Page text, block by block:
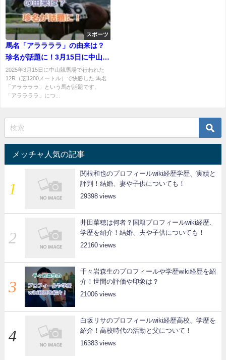
スポーツ
馬名「アララララ」の由来は？
珍名が話題に！3月15日に中山競
馬場で勝利！
2025年3月15日に中山競馬場で行われた
12R（芝1200メートル）で快勝した 馬名
「アララララ」という馬が話題です。
「アララララ」につ...
メッチャ人気の記事
関根和也のプロフィールwiki経歴学歴、実績と
評判！結婚、妻や子供についても！
29398
井田菜穂は何者？国籍プロフィールwiki経歴、
学歴を紹介！結婚、夫や子供についても！
22160
千々岩森生のプロフィールや学歴wiki経歴を紹
介！世間の評価や印象は？
21006
白坂リサのプロフィールwiki経歴高校、学歴を
紹介！高校時代の活動と父について！
16383